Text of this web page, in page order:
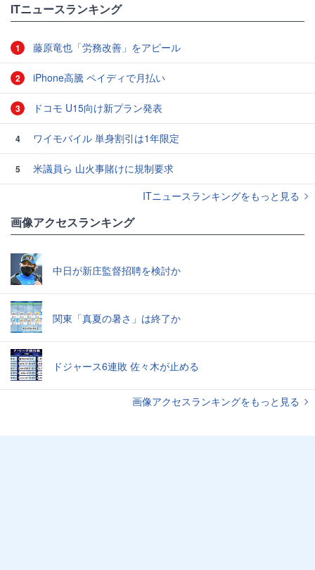
ITニュースランキング
1 藤原竜也「労務改善」をアピール
2 iPhone高騰 ペイディで月払い
3 ドコモ U15向け新プラン発表
4 ワイモバイル 単身割引は1年限定
5
米議員ら 山火事賭けに規制要求
ITニュースランキングをもっと見る
画像アクセスランキング
中日が新庄監督招聘を検討か
関東「真夏の暑さ」は終了か
ドジャース6連敗 佐々木が止める
画像アクセスランキングをもっと見る